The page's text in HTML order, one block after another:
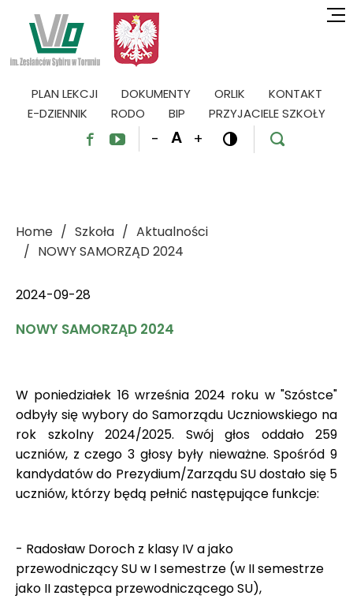
PLAN LEKCJI DOKUMENTY ORLIK
KONTAKT
E-DZIENNIK
RODO BIP PRZYJACIELE SZKOŁY
  - A +  
Home Szkoła
Aktualności
NOWY SAMORZĄD 2024
2024-09-28
NOWY SAMORZĄD 2024
W poniedziałek 16 września 2024 roku w "Szóstce"
odbyły się wybory do Samorządu Uczniowskiego na
rok szkolny 2024/2025. Swój głos oddało 259
uczniów, z czego 3 głosy były nieważne. Spośród 9
kandydatów do Prezydium/Zarządu SU dostało się 5
uczniów, którzy będą pełnić następujące funkcje:
- Radosław Doroch z klasy IV a jako
przewodniczący SU w I semestrze (w II semestrze
jako II zastępca przewodniczącego SU),